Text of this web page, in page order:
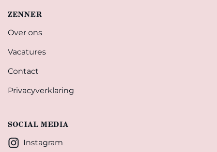
ZENNER
Over ons
Vacatures
Contact
Privacyverklaring
SOCIAL MEDIA
Instagram